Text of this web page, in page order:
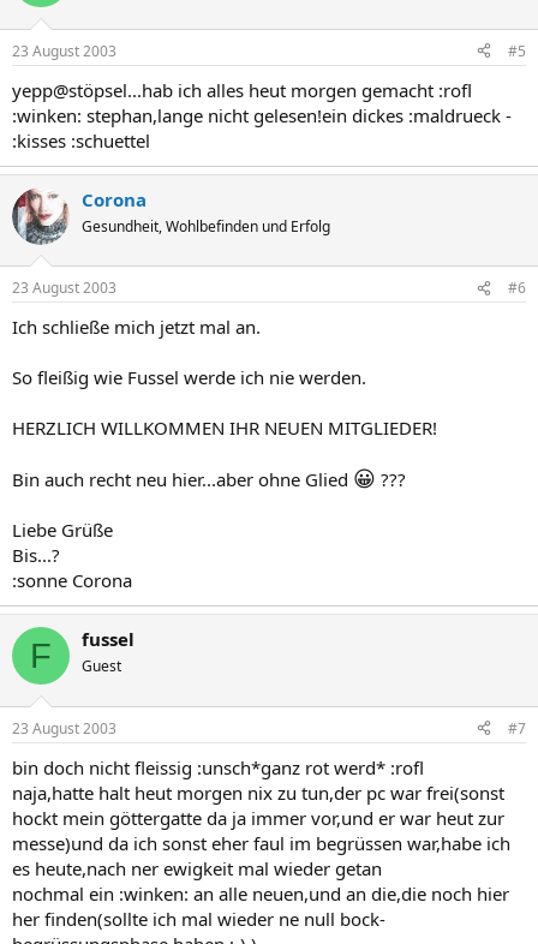
23 August 2003 #5
yepp@stöpsel...hab ich alles heut morgen gemacht :rofl
:winken: stephan,lange nicht gelesen!ein dickes :maldrueck -
:kisses :schuettel
Corona
Gesundheit, Wohlbefinden und Erfolg
23 August 2003 #6
Ich schließe mich jetzt mal an.
So fleißig wie Fussel werde ich nie werden.
HERZLICH WILLKOMMEN IHR NEUEN MITGLIEDER!
Bin auch recht neu hier...aber ohne Glied 😀 ???
Liebe Grüße
Bis...?
:sonne Corona
F fussel
Guest
23 August 2003 #7
bin doch nicht fleissig :unsch*ganz rot werd* :rofl
naja,hatte halt heut morgen nix zu tun,der pc war frei(sonst
hockt mein göttergatte da ja immer vor,und er war heut zur
messe)und da ich sonst eher faul im begrüssen war,habe ich
es heute,nach ner ewigkeit mal wieder getan
nochmal ein :winken: an alle neuen,und an die,die noch hier
her finden(sollte ich mal wieder ne null bock-